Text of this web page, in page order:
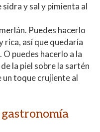
y sal y pimienta al
Puedes hacerlo
rica, así que quedaría
puedes hacerlo a la
la piel sobre la sartén
toque crujiente al